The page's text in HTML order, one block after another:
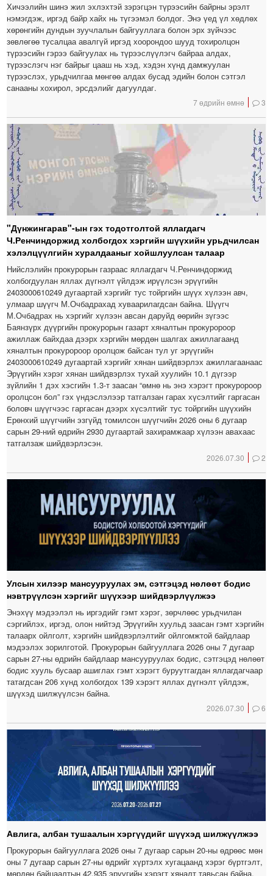
Хичээлийн шинэ жил эхлэхтэй зэрэгцэн түрээсийн байрны эрэлт
нэмэгдэж, иргэд байр хайх нь түгээмэл болдог. Энэ үед үл хөдлөх
хөрөнгийн дундын зуучлалын байгууллага болон эрх зүйчээс
зөвлөгөө тусалцаа авалгүй иргэд хоорондоо шууд тохиролцон
түрээсийн гэрээ байгуулах нь түрээслүүлэгч байраа алдах,
түрээслэгч нэг байрыг цааш нь хэд, хэдэн хүнд дамжуулан
түрээслэх, урьдчилгаа мөнгөө алдах бусад эдийн болон сэтгэл
санааны хохирол, эрсдэлийг дагуулдаг.
7 өдрийн өмнө 3
"Дүнжингарав"-ын гэх тодотголтой яллагдагч
Ч.Ренчиндоржид холбогдох хэргийн шүүхийн урьдчилсан
хэлэлцүүлгийн хуралдааныг хойшлуулсан талаар
Нийслэлийн прокурорын газраас яллагдагч Ч.Ренчиндоржид
холбогдуулан яллах дүгнэлт үйлдэж ирүүлсэн эрүүгийн
2403000610249 дугаартай хэргийг тус тойргийн шүүх хүлээн авч,
улмаар шүүгч М.Очбадрахад хуваарилагдсан байна. Шүүгч
М.Очбадрах нь хэргийг хүлээн авсан даруйд өөрийн зүгээс
Баянзүрх дүүргийн прокурорын газарт хяналтын прокуророор
ажиллаж байхдаа дээрх хэргийн мөрдөн шалгах ажиллагаанд
хяналтын прокуророор оролцож байсан тул уг эрүүгийн
2403000610249 дугаартай хэргийг хянан шийдвэрлэх ажиллагаанаас
Эрүүгийн хэрэг хянан шийдвэрлэх тухай хуулийн 10.1 дүгээр
зүйлийн 1 дэх хэсгийн 1.3-т заасан “өмнө нь энэ хэрэгт прокуророор
оролцсон бол” гэх үндэслэлээр татгалзан гарах хүсэлтийг гаргасан
боловч шүүгчээс гаргасан дээрх хүсэлтийг тус тойргийн шүүхийн
Ерөнхий шүүгчийн эзгүйд томилсон шүүгчийн 2026 оны 6 дугаар
сарын 29-ний өдрийн 2930 дугаартай захирамжаар хүлээн авахаас
татгалзаж шийдвэрлэсэн.
2026.07.30 2
Улсын хилээр мансууруулах эм, сэтгэцэд нөлөөт бодис
нэвтрүүлсэн хэргийг шүүхээр шийдвэрлүүлжээ
Энэхүү мэдээлэл нь иргэдийг гэмт хэрэг, зөрчлөөс урьдчилан
сэргийлэх, иргэд, олон нийтэд Эрүүгийн хуульд заасан гэмт хэргийн
талаарх ойлголт, хэргийн шийдвэрлэлтийг ойлгомжтой байдлаар
мэдээлэх зорилготой. Прокурорын байгууллага 2026 оны 7 дугаар
сарын 27-ны өдрийн байдлаар мансууруулах бодис, сэтгэцэд нөлөөт
бодис хууль бусаар ашиглах гэмт хэрэгт буруутгагдан яллагдагчаар
татагдсан 206 хүнд холбогдох 139 хэрэгт яллах дүгнэлт үйлдэж,
шүүхэд шилжүүлсэн байна.
2026.07.30 6
Авлига, албан тушаалын хэргүүдийг шүүхэд шилжүүлжээ
Прокурорын байгууллага 2026 оны 7 дугаар сарын 20-ны өдрөөс мөн
оны 7 дугаар сарын 27-ны өдрийг хүртэлх хугацаанд хэрэг бүртгэлт,
мөрдөн байцаалтын 42,935 эрүүгийн хэрэгт хяналт тавьсан байна.